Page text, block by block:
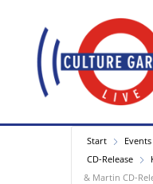
Start
CD-Release
& Martin CD-